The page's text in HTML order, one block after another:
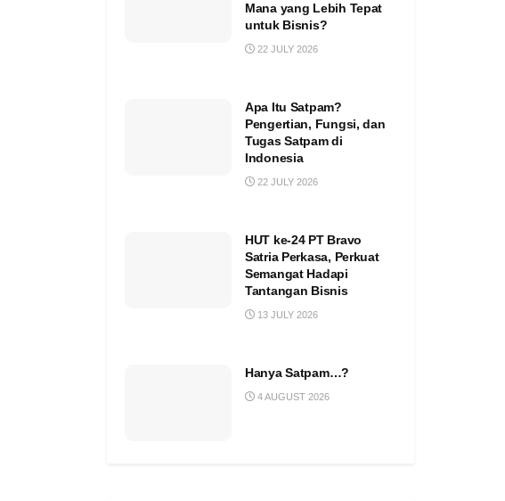
Mana yang Lebih Tepat
untuk Bisnis?
22 JULY 2026
Apa Itu Satpam?
Pengertian, Fungsi, dan
Tugas Satpam di
Indonesia
22 JULY 2026
HUT ke-24 PT Bravo
Satria Perkasa, Perkuat
Semangat Hadapi
Tantangan Bisnis
13 JULY 2026
Hanya Satpam…?
4 AUGUST 2026